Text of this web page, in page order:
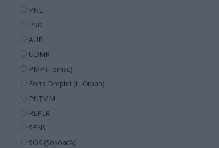
PNL
PSD
AUR
UDMR
PMP (Tomac)
Forța Dreptei (L. Orban)
PNȚMM
REPER
SENS
SOS (Șoșoacă)